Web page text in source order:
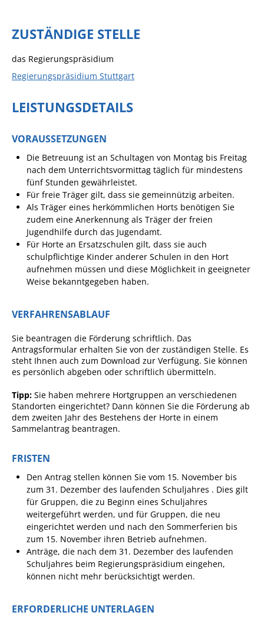
Lebenslagen
Wissenswertes/Service
Winterdienst
Gutachterausschuss
Organspende
Gleichstellung
Selbstbestimmung
Fachstelle
Wohnungssicherung
Öffentliche
Bekanntmachungen
Ausschreibungen
Ortsrecht
Gemeinderat
Karriere
Onlinezugangsgesetz
ERLEBEN
Tourismus
Natur Umwelt Klima
ZUSTÄNDIGE STELLE
das Regierungspräsidium
Regierungspräsidium Stuttgart
LEISTUNGSDETAILS
VORAUSSETZUNGEN
Die Betreuung ist an Schultagen von Montag bis Freitag
nach dem Unterrichtsvormittag täglich für mindestens
fünf Stunden gewährleistet.
Für freie Träger gilt, dass sie gemeinnützig arbeiten.
Als Träger eines herkömmlichen Horts benötigen Sie
zudem eine Anerkennung als Träger der freien
Jugendhilfe durch das Jugendamt.
Für Horte an Ersatzschulen gilt, dass sie auch
schulpflichtige Kinder anderer Schulen in den Hort
aufnehmen müssen und diese Möglichkeit in geeigneter
Weise bekanntgegeben haben.
VERFAHRENSABLAUF
Sie beantragen die Förderung schriftlich. Das
Antragsformular erhalten Sie von der zuständigen Stelle. Es
steht Ihnen auch zum Download zur Verfügung. Sie können
es persönlich abgeben oder schriftlich übermitteln.
Tipp: Sie haben mehrere Hortgruppen an verschiedenen
Standorten eingerichtet? Dann können Sie die Förderung ab
dem zweiten Jahr des Bestehens der Horte in einem
Sammelantrag beantragen.
FRISTEN
Den Antrag stellen können Sievom 15. November bis
zum 31. Dezember des laufenden Schuljahres . Dies gilt
fürGruppen, die zu Beginn eines Schuljahres
weitergeführt werden, und für Gruppen, die neu
eingerichtet werden und nach den Sommerferien bis
zum 15. November ihren Betrieb aufnehmen.
Anträge, die nach dem 31. Dezember des laufenden
Schuljahres beim Regierungspräsidium eingehen,
können nicht mehr berücksichtigt werden.
ERFORDERLICHE UNTERLAGEN